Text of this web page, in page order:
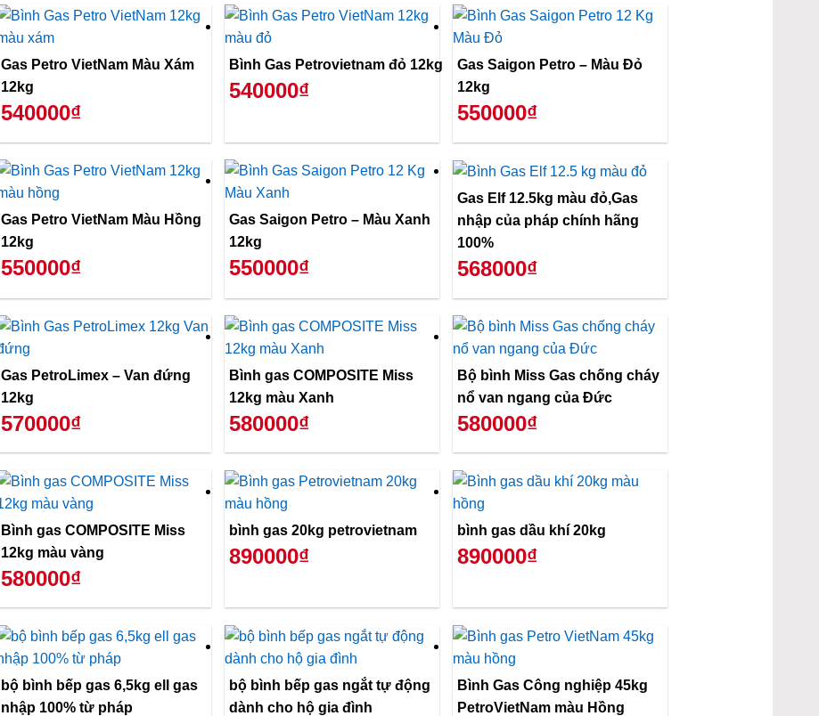
Gas Petro VietNam Màu Xám
12kg
540000₫
Bình Gas Petrovietnam đỏ 12kg
540000₫
Gas Saigon Petro – Màu Đỏ
12kg
550000₫
Gas Petro VietNam Màu Hồng
12kg
550000₫
Gas Saigon Petro – Màu Xanh
12kg
550000₫
Gas Elf 12.5kg màu đỏ,Gas
nhập của pháp chính hãng
100%
568000₫
Gas PetroLimex – Van đứng
12kg
570000₫
Bình gas COMPOSITE Miss
12kg màu Xanh
580000₫
Bộ bình Miss Gas chống cháy
nổ van ngang của Đức
580000₫
Bình gas COMPOSITE Miss
12kg màu vàng
580000₫
bình gas 20kg petrovietnam
890000₫
bình gas dầu khí 20kg
890000₫
bộ bình bếp gas 6,5kg ell gas
nhập 100% từ pháp
bộ bình bếp gas ngắt tự động
dành cho hộ gia đình
Bình Gas Công nghiệp 45kg
PetroVietNam màu Hồng